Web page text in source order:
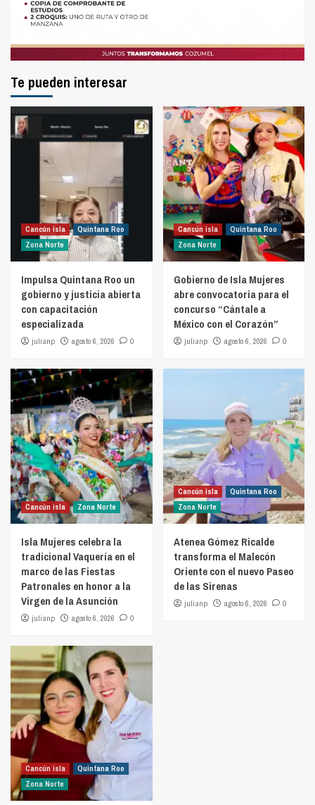
Te pueden interesar
Cancún isla
Quintana Roo
Zona Norte
Impulsa Quintana Roo un
gobierno y justicia abierta
con capacitación
especializada
julianp agosto 6, 2026 0
Cancún isla
Quintana Roo
Zona Norte
Gobierno de Isla Mujeres
abre convocatoria para el
concurso “Cántale a
México con el Corazón”
julianp agosto 6, 2026 0
Cancún isla Zona Norte
Isla Mujeres celebra la
tradicional Vaquería en el
marco de las Fiestas
Patronales en honor a la
Virgen de la Asunción
julianp agosto 6, 2026 0
Cancún isla
Quintana Roo
Zona Norte
Atenea Gómez Ricalde
transforma el Malecón
Oriente con el nuevo Paseo
de las Sirenas
julianp agosto 6, 2026 0
Cancún isla
Quintana Roo
Zona Norte